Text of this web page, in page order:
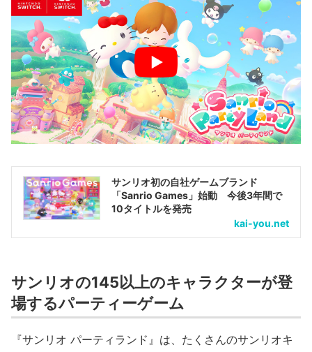
サンリオ初の自社ゲームブランド
「Sanrio Games」始動 今後3年間で
10タイトルを発売
kai-you.net
サンリオの145以上のキャラクターが登
場するパーティーゲーム
『サンリオ パーティランド』は、たくさんのサンリオキ